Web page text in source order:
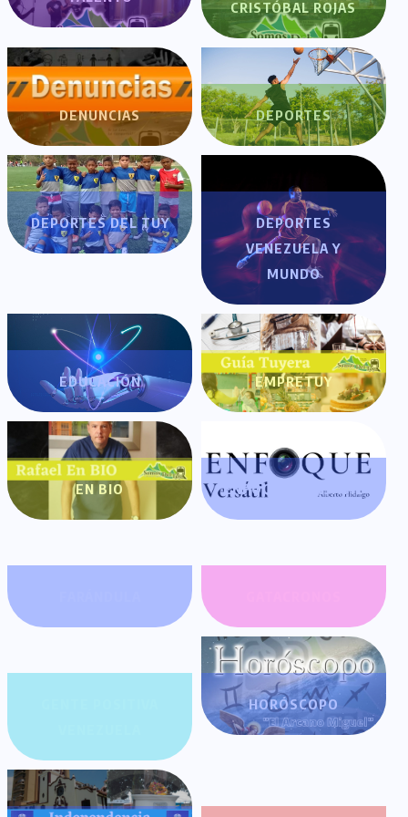
CRISTÓBAL ROJAS
DENUNCIAS DEPORTES
DEPORTES DEL TUY
DEPORTES
VENEZUELA Y
MUNDO
EDUCACIÓN EMPRETUY
EN BIO ENFOQUE VERSÁTIL
HORÓSCOPO